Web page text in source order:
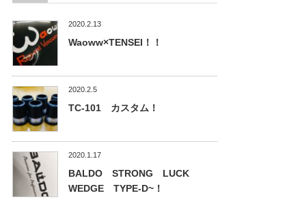
2020.2.13
Waoww×TENSEI！！
2020.2.5
TC-101 カスタム！
2020.1.17
BALDO STRONG LUCK
WEDGE TYPE-D~！